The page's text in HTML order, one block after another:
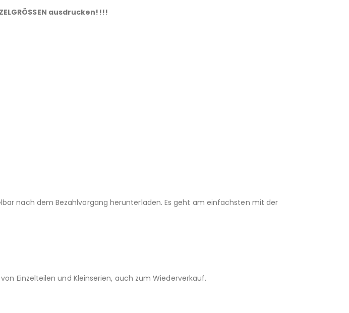
ausdrucken!!!!
nach dem Bezahlvorgang herunterladen. Es geht am einfachsten mit der
Einzelteilen und Kleinserien, auch zum Wiederverkauf.